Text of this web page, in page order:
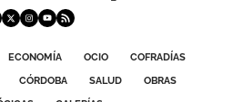
ECONOMÍA OCIO
COFRADÍAS
CÓRDOBA SALUD
OBRAS